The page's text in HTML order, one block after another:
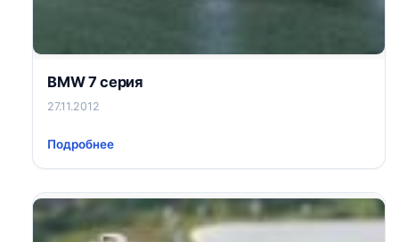
BMW 7 серия
27.11.2012
Подробнее